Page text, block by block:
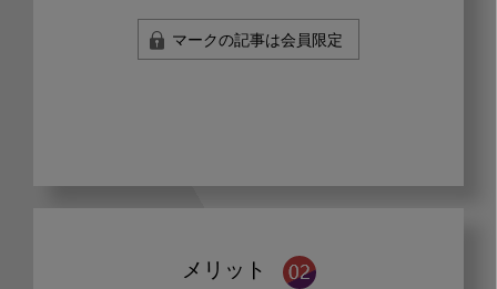
マークの記事は会員限定
メリット